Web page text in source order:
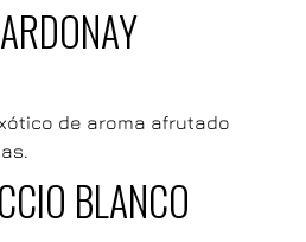
de aroma afrutado
BLANCO